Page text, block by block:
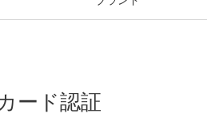
ード認証